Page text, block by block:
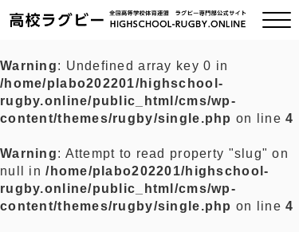
ご挨拶
全国チーム紹介
Warning: Undefined array key 0 in
/home/plabo202201/highschool-
rugby.online/public_html/cms/wp-
content/themes/rugby/single.php on line4
Warning: Attempt to read property "slug" on
null in/home/plabo202201/highschool-
rugby.online/public_html/cms/wp-
content/themes/rugby/single.php on line4